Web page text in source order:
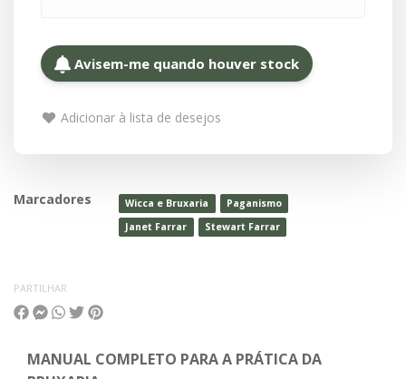
Avisem-me quando houver stock
Adicionar à lista de desejos
Marcadores Wicca e Bruxaria
Paganismo
Janet Farrar
Stewart Farrar
PARTILHAR
MANUAL COMPLETO PARA A PRÁTICA DA